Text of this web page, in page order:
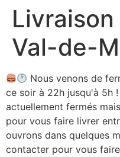
Aller
contenu
Val-de-
Nous venons de
ce soir à 22h jusqu'à 5h !
actuellement fermés
pour vous faire livrer
ouvrons dans quelques
contacter pour vous